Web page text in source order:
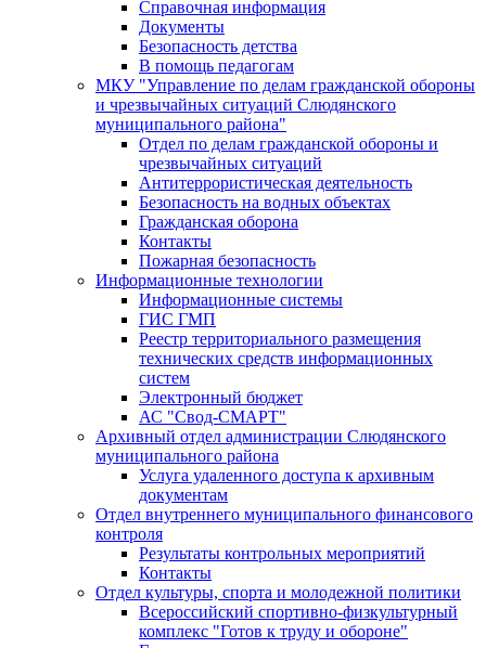
Справочная информация
Документы
Безопасность детства
В помощь педагогам
МКУ "Управление по делам гражданской обороны
и чрезвычайных ситуаций Слюдянского
муниципального района"
Отдел по делам гражданской обороны и
чрезвычайных ситуаций
Антитеррористическая деятельность
Безопасность на водных объектах
Гражданская оборона
Контакты
Пожарная безопасность
Информационные технологии
Информационные системы
ГИС ГМП
Реестр территориального размещения
технических средств информационных
систем
Электронный бюджет
АС "Свод-СМАРТ"
Архивный отдел администрации Слюдянского
муниципального района
Услуга удаленного доступа к архивным
документам
Отдел внутреннего муниципального финансового
контроля
Результаты контрольных мероприятий
Контакты
Отдел культуры, спорта и молодежной политики
Всероссийский спортивно-физкультурный
комплекс "Готов к труду и обороне"